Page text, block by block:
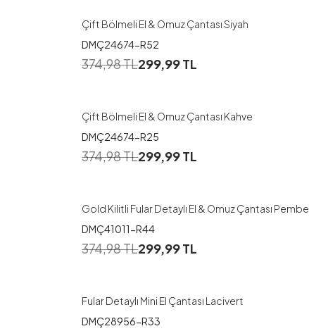
Çift Bölmeli El & Omuz Çantası Siyah
DMÇ24674-R52
374,98TL299,99TL
Çift Bölmeli El & Omuz Çantası Kahve
DMÇ24674-R25
374,98TL299,99TL
Gold Kilitli Fular Detaylı El & Omuz Çantası Pembe
DMÇ41011-R44
374,98TL299,99TL
Fular Detaylı Mini El Çantası Lacivert
DMÇ28956-R33